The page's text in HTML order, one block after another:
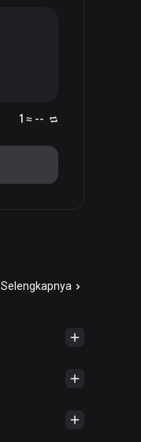
1 ≈ --
Selengkapnya